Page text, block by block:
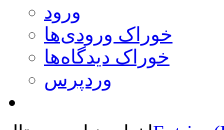
ورود
خوراک ورودی‌ها
خوراک دیدگاه‌ها
وردپرس